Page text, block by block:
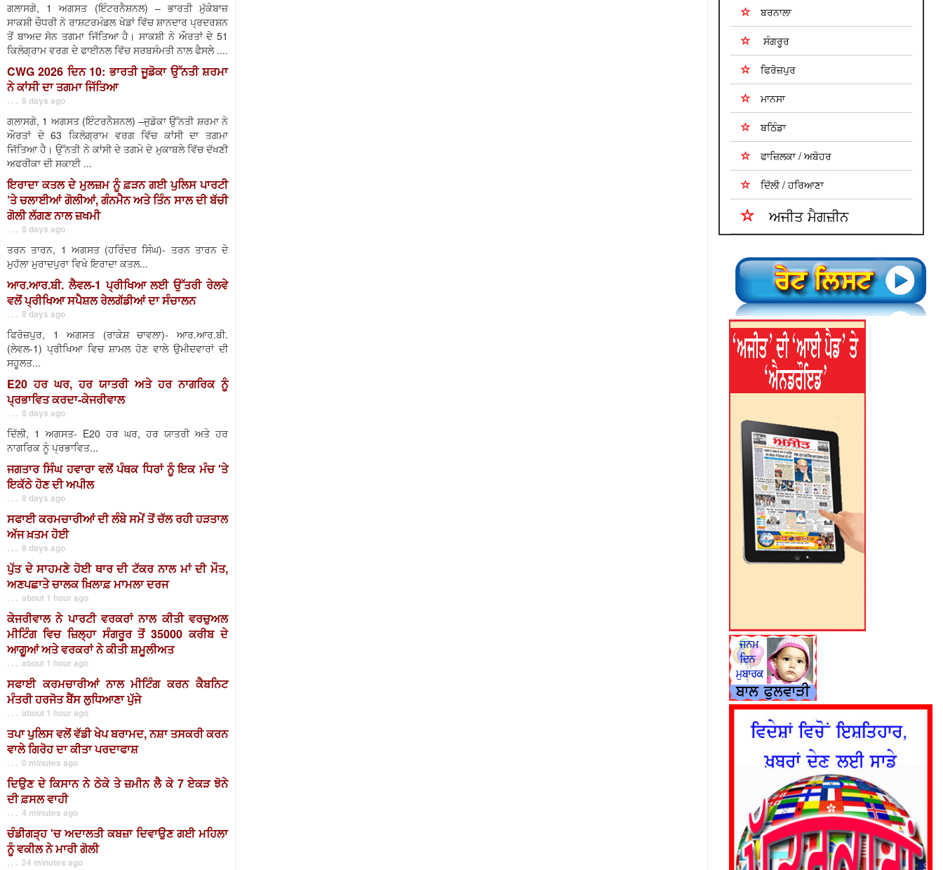
ਗਲਾਸਗੋ, 1 ਅਗਸਤ (ਇੰਟਰਨੈਸ਼ਨਲ) – ਭਾਰਤੀ ਮੁੱਕੇਬਾਜ਼
ਸਾਕਸ਼ੀ ਚੌਧਰੀ ਨੇ ਰਾਸ਼ਟਰਮੰਡਲ ਖੇਡਾਂ ਵਿੱਚ ਸ਼ਾਨਦਾਰ ਪ੍ਰਦਰਸ਼ਨ
ਤੋਂ ਬਾਅਦ ਸੋਨ ਤਗਮਾ ਜਿੱਤਿਆ ਹੈ। ਸਾਕਸ਼ੀ ਨੇ ਔਰਤਾਂ ਦੇ 51
ਕਿਲੋਗ੍ਰਾਮ ਵਰਗ ਦੇ ਫਾਈਨਲ ਵਿੱਚ ਸਰਬਸੰਮਤੀ ਨਾਲ ਫੈਸਲੇ ....
CWG 2026 ਦਿਨ 10: ਭਾਰਤੀ ਜੂਡੋਕਾ ਉੱਨਤੀ ਸ਼ਰਮਾ
ਨੇ ਕਾਂਸੀ ਦਾ ਤਗਮਾ ਜਿੱਤਿਆ
. . . 8 days ago
ਗਲਾਸਗੋ, 1 ਅਗਸਤ (ਇੰਟਰਨੈਸ਼ਨਲ) –ਜੁਡੋਕਾ ਉੱਨਤੀ ਸ਼ਰਮਾ ਨੇ
ਔਰਤਾਂ ਦੇ 63 ਕਿਲੋਗ੍ਰਾਮ ਵਰਗ ਵਿੱਚ ਕਾਂਸੀ ਦਾ ਤਗਮਾ
ਜਿੱਤਿਆ ਹੈ। ਉੱਨਤੀ ਨੇ ਕਾਂਸੀ ਦੇ ਤਗਮੇ ਦੇ ਮੁਕਾਬਲੇ ਵਿੱਚ ਦੱਖਣੀ
ਅਫਰੀਕਾ ਦੀ ਸਕਾਈ ...
ਇਰਾਦਾ ਕਤਲ ਦੇ ਮੁਲਜ਼ਮ ਨੂੰ ਫ਼ੜਨ ਗਈ ਪੁਲਿਸ ਪਾਰਟੀ
’ਤੇ ਚਲਾਈਆਂ ਗੋਲੀਆਂ, ਗੰਨਮੈਨ ਅਤੇ ਤਿੰਨ ਸਾਲ ਦੀ ਬੱਚੀ
ਗੋਲੀ ਲੱਗਣ ਨਾਲ ਜ਼ਖਮੀ
. . . 8 days ago
ਤਰਨ ਤਾਰਨ, 1 ਅਗਸਤ (ਹਰਿੰਦਰ ਸਿੰਘ)- ਤਰਨ ਤਾਰਨ ਦੇ
ਮੁਹੱਲਾ ਮੁਰਾਦਪੁਰਾ ਵਿਖੇ ਇਰਾਦਾ ਕਤਲ...
ਆਰ.ਆਰ.ਬੀ. ਲੈਵਲ-1 ਪ੍ਰੀਖਿਆ ਲਈ ਉੱਤਰੀ ਰੇਲਵੇ
ਵਲੋਂ ਪ੍ਰੀਖਿਆ ਸਪੈਸ਼ਲ ਰੇਲਗੱਡੀਆਂ ਦਾ ਸੰਚਾਲਨ
. . . 8 days ago
ਫਿਰੋਜ਼ਪੁਰ, 1 ਅਗਸਤ (ਰਾਕੇਸ਼ ਚਾਵਲਾ)- ਆਰ.ਆਰ.ਬੀ.
(ਲੇਵਲ-1) ਪ੍ਰੀਖਿਆ ਵਿਚ ਸ਼ਾਮਲ ਹੋਣ ਵਾਲੇ ਉਮੀਦਵਾਰਾਂ ਦੀ
ਸਹੂਲਤ...
E20 ਹਰ ਘਰ, ਹਰ ਯਾਤਰੀ ਅਤੇ ਹਰ ਨਾਗਰਿਕ ਨੂੰ
ਪ੍ਰਭਾਵਿਤ ਕਰਦਾ-ਕੇਜਰੀਵਾਲ
. . . 8 days ago
ਦਿੱਲੀ, 1 ਅਗਸਤ- E20 ਹਰ ਘਰ, ਹਰ ਯਾਤਰੀ ਅਤੇ ਹਰ
ਨਾਗਰਿਕ ਨੂੰ ਪ੍ਰਭਾਵਿਤ...
ਜਗਤਾਰ ਸਿੰਘ ਹਵਾਰਾ ਵਲੋਂ ਪੰਥਕ ਧਿਰਾਂ ਨੂੰ ਇਕ ਮੰਚ 'ਤੇ
ਇਕੱਠੇ ਹੋਣ ਦੀ ਅਪੀਲ
. . . 8 days ago
ਸਫਾਈ ਕਰਮਚਾਰੀਆਂ ਦੀ ਲੰਬੇ ਸਮੇਂ ਤੋਂ ਚੱਲ ਰਹੀ ਹੜਤਾਲ
ਅੱਜ ਖ਼ਤਮ ਹੋਈ
. . . 8 days ago
ਪੁੱਤ ਦੇ ਸਾਹਮਣੇ ਹੋਈ ਥਾਰ ਦੀ ਟੱਕਰ ਨਾਲ ਮਾਂ ਦੀ ਮੌਤ,
ਅਣਪਛਾਤੇ ਚਾਲਕ ਖ਼ਿਲਾਫ਼ ਮਾਮਲਾ ਦਰਜ
. . . about 1 hour ago
ਕੇਜਰੀਵਾਲ ਨੇ ਪਾਰਟੀ ਵਰਕਰਾਂ ਨਾਲ ਕੀਤੀ ਵਰਚੁਅਲ
ਮੀਟਿੰਗ ਵਿਚ ਜ਼ਿਲ੍ਹਾ ਸੰਗਰੂਰ ਤੋਂ 35000 ਕਰੀਬ ਦੇ
ਆਗੂਆਂ ਅਤੇ ਵਰਕਰਾਂ ਨੇ ਕੀਤੀ ਸ਼ਮੂਲੀਅਤ
. . . about 1 hour ago
ਸਫਾਈ ਕਰਮਚਾਰੀਆਂ ਨਾਲ ਮੀਟਿੰਗ ਕਰਨ ਕੈਬਨਿਟ
ਮੰਤਰੀ ਹਰਜੋਤ ਬੈਂਸ ਲੁਧਿਆਣਾ ਪੁੱਜੇ
. . . about 1 hour ago
ਤਪਾ ਪੁਲਿਸ ਵਲੋਂ ਵੱਡੀ ਖੇਪ ਬਰਾਮਦ, ਨਸ਼ਾ ਤਸਕਰੀ ਕਰਨ
ਵਾਲੇ ਗਿਰੋਹ ਦਾ ਕੀਤਾ ਪਰਦਾਫਾਸ਼
. . . 0 minutes ago
ਦਿਉਣ ਦੇ ਕਿਸਾਨ ਨੇ ਠੇਕੇ ਤੇ ਜ਼ਮੀਨ ਲੈ ਕੇ 7 ਏਕੜ ਝੋਨੇ
ਦੀ ਫ਼ਸਲ ਵਾਹੀ
. . . 4 minutes ago
ਚੰਡੀਗੜ੍ਹ 'ਚ ਅਦਾਲਤੀ ਕਬਜ਼ਾ ਦਿਵਾਉਣ ਗਈ ਮਹਿਲਾ
ਨੂੰ ਵਕੀਲ ਨੇ ਮਾਰੀ ਗੋਲੀ
. . . 24 minutes ago
ਬਰਨਾਲਾ
ਸੰਗਰੂਰ
ਫਿਰੋਜ਼ਪੁਰ
ਮਾਨਸਾ
ਬਠਿੰਡਾ
ਫਾਜ਼ਿਲਕਾ / ਅਬੋਹਰ
ਦਿੱਲੀ / ਹਰਿਆਣਾ
ਅਜੀਤ ਮੈਗਜ਼ੀਨ